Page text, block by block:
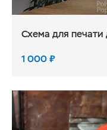
Схема для
1 000₽